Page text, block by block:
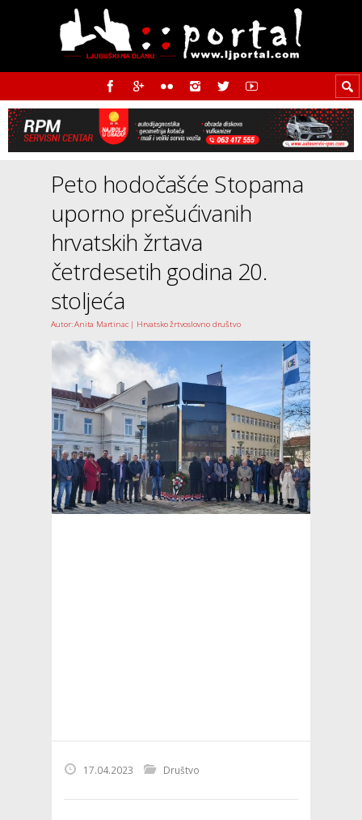
Peto hodočašće Stopama
uporno prešućivanih
hrvatskih žrtava
četrdesetih godina 20.
stoljeća
Autor: Anita Martinac | Hrvatsko žrtvoslovno društvo
17.04.2023 Društvo